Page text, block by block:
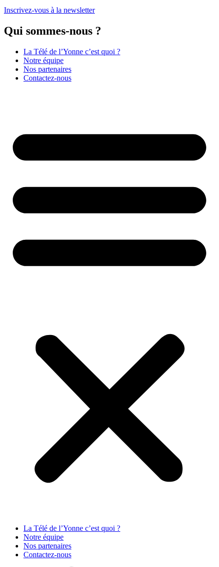
Inscrivez-vous à la newsletter
Qui sommes-nous ?
La Télé de l’Yonne c’est quoi ?
Notre équipe
Nos partenaires
Contactez-nous
La Télé de l’Yonne c’est quoi ?
Notre équipe
Nos partenaires
Contactez-nous